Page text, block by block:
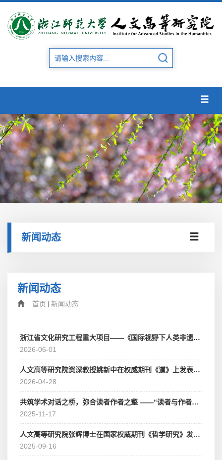
新闻动态
新闻动态
首页 新闻动态
浙江省文化研究工程重大项目——《国际视野下人类非遗保护的“浙江经验”研究》专家论证会成功举行
2026-06-01
人文高等研究院资深教授姚新中在权威期刊《道》上发表研究成果
2026-04-28
共筑学术对话之桥，弥合读者作者之壑 ——“读者与作者的间距”学术对话在浙江师范大学成功举办
2025-11-17
人文高等研究院张辉博士在国家权威期刊《哲学研究》发表论文
2025-09-16